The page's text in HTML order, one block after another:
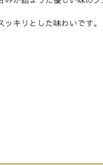
キリとした味わいです。